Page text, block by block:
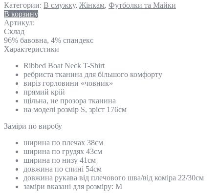
Категории: В смужку, Жінкам, Футболки та Майки
В корзину
Артикул:
Склад
96% бавовна, 4% спандекс
Характеристики
Ribbed Boat Neck T-Shirt
ребриста тканина для більшого комфорту
виріз горловини «човник»
прямий крій
щільна, не прозора тканина
на моделі розмір S, зріст 176см
Замiри по виробу
ширина по плечах 38см
ширина по грудях 43см
ширина по низу 41см
довжина по спині 54см
довжина рукава від плечового шва/від коміра 22/30см
заміри вказані для розміру: М